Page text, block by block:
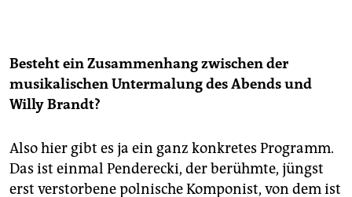
Besteht ein Zusammenhang zwischen der
musikalischen Untermalung des Abends und
Willy Brandt?
Also hier gibt es ja ein ganz konkretes Programm.
Das ist einmal Penderecki, der berühmte, jüngst
erst verstorbene polnische Komponist, von dem ist